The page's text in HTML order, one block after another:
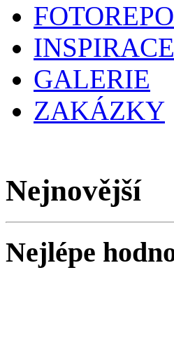
INSPIRACE
GALERIE
ZAKÁZKY
Nejnovější
Nejlépe